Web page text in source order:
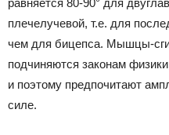
плечелучевой, т.е. для
чем для бицепса. Мышцы-
подчиняются законам
и поэтому предпочитают
силе.